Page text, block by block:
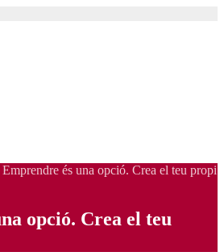
Emprendre és una opció. Crea el teu propi
opció. Crea el teu